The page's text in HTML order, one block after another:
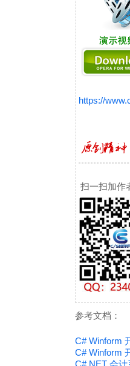
https://
扫一扫加作
参考文档：
C# Winform
C# Winform